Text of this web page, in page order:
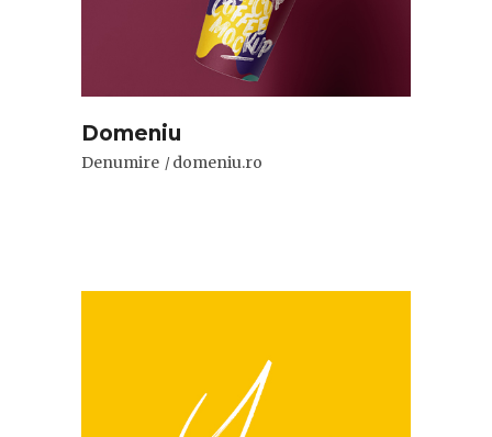
Domeniu
Denumire domeniu.ro